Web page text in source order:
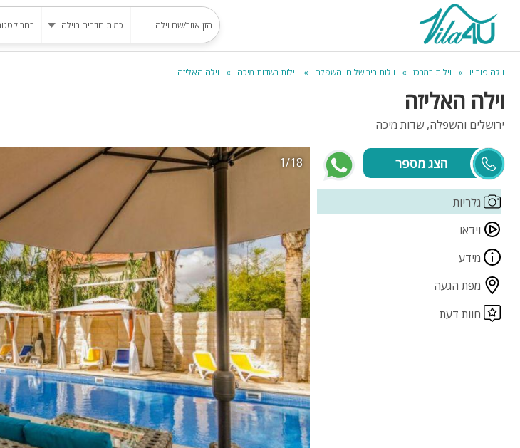
וילה פור יו וילות במרכז וילות בירושלים והשפלה וילות בשדות מיכה וילה האליזה
וילה האליזה
ירושלים והשפלה, שדות מיכה
גלריות
וידאו
מידע
מפת הגעה
חוות דעת
1/18